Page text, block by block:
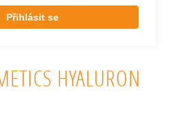
Přihlásit se
HYALURON